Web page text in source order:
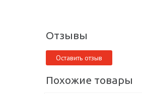
Отзывы
Оставить отзыв
Похожие товары